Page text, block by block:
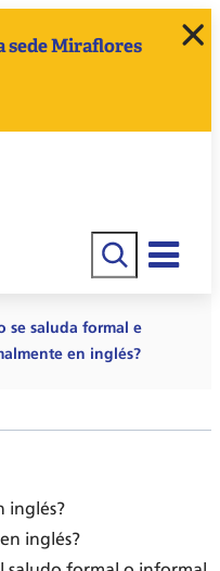
sede Miraflores
Buscar
se saluda formal e
en inglés?
inglés?
inglés?